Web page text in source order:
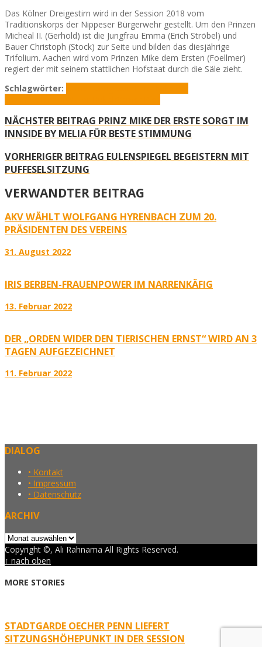
Das Kölner Dreigestirn wird in der Session 2018 vom
Traditionskorps der Nippeser Bürgerwehr gestellt. Um den Prinzen
Micheal II. (Gerhold) ist die Jungfrau Emma (Erich Ströbel) und
Bauer Christoph (Stock) zur Seite und bilden das diesjährige
Trifolium. Aachen wird vom Prinzen Mike dem Ersten (Foellmer)
regiert der mit seinem stattlichen Hofstaat durch die Säle zieht.
Schlagwörter:
NÄCHSTER BEITRAG PRINZ MIKE DER ERSTE SORGT IM
INNSIDE BY MELIA FÜR BESTE STIMMUNG
VORHERIGER BEITRAG EULENSPIEGEL BEGEISTERN MIT
PUFFESELSITZUNG
VERWANDTER BEITRAG
AKV WÄHLT WOLFGANG HYRENBACH ZUM 20.
PRÄSIDENTEN DES VEREINS
31. August 2022
IRIS BERBEN-FRAUENPOWER IM NARRENKÄFIG
13. Februar 2022
DER „ORDEN WIDER DEN TIERISCHEN ERNST“ WIRD AN 3
TAGEN AUFGEZEICHNET
11. Februar 2022
DIALOG
• Kontakt
• Impressum
• Datenschutz
ARCHIV
Archiv
Copyright ©, Ali Rahnama All Rights Reserved.
↑ nach oben
MORE STORIES
STADTGARDE OECHER PENN LIEFERT
SITZUNGSHÖHEPUNKT IN DER SESSION